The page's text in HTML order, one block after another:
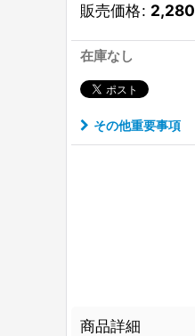
販売価格: 2,280
在庫なし
その他重要事項
商品詳細